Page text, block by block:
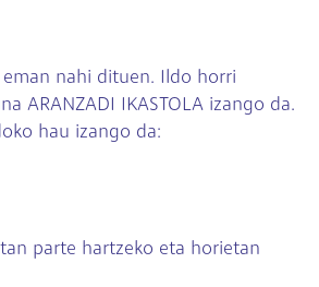
eman nahi dituen. Ildo horri
ARANZADI IKASTOLA izango da.
hau izango da:
parte hartzeko eta horietan